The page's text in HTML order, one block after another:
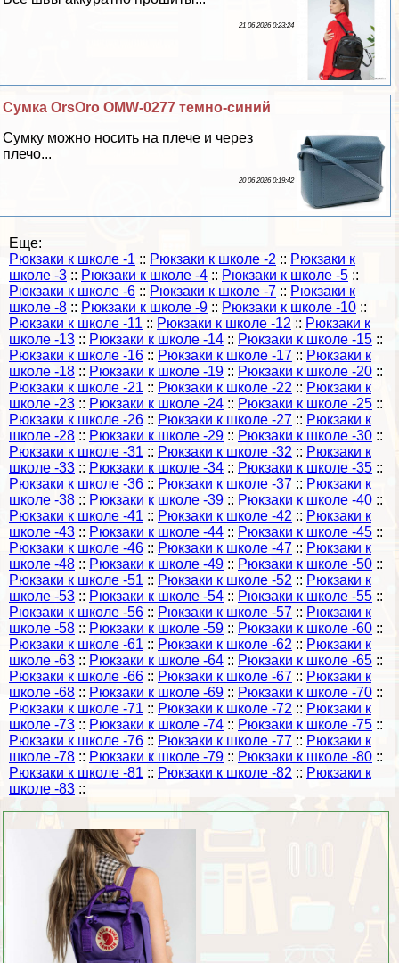
21 06 2026 0:23:24
Сумка OrsOro OMW-0277 темно-синий
Сумку можно носить на плече и через
плечо...
20 06 2026 0:19:42
Еще:
Рюкзаки к школе -1 :: Рюкзаки к школе -2 :: Рюкзаки к
школе -3 :: Рюкзаки к школе -4 :: Рюкзаки к школе -5 ::
Рюкзаки к школе -6 :: Рюкзаки к школе -7 :: Рюкзаки к
школе -8 :: Рюкзаки к школе -9 :: Рюкзаки к школе -10 ::
Рюкзаки к школе -11 :: Рюкзаки к школе -12 :: Рюкзаки к
школе -13 :: Рюкзаки к школе -14 :: Рюкзаки к школе -15 ::
Рюкзаки к школе -16 :: Рюкзаки к школе -17 :: Рюкзаки к
школе -18 :: Рюкзаки к школе -19 :: Рюкзаки к школе -20 ::
Рюкзаки к школе -21 :: Рюкзаки к школе -22 :: Рюкзаки к
школе -23 :: Рюкзаки к школе -24 :: Рюкзаки к школе -25 ::
Рюкзаки к школе -26 :: Рюкзаки к школе -27 :: Рюкзаки к
школе -28 :: Рюкзаки к школе -29 :: Рюкзаки к школе -30 ::
Рюкзаки к школе -31 :: Рюкзаки к школе -32 :: Рюкзаки к
школе -33 :: Рюкзаки к школе -34 :: Рюкзаки к школе -35 ::
Рюкзаки к школе -36 :: Рюкзаки к школе -37 :: Рюкзаки к
школе -38 :: Рюкзаки к школе -39 :: Рюкзаки к школе -40 ::
Рюкзаки к школе -41 :: Рюкзаки к школе -42 :: Рюкзаки к
школе -43 :: Рюкзаки к школе -44 :: Рюкзаки к школе -45 ::
Рюкзаки к школе -46 :: Рюкзаки к школе -47 :: Рюкзаки к
школе -48 :: Рюкзаки к школе -49 :: Рюкзаки к школе -50 ::
Рюкзаки к школе -51 :: Рюкзаки к школе -52 :: Рюкзаки к
школе -53 :: Рюкзаки к школе -54 :: Рюкзаки к школе -55 ::
Рюкзаки к школе -56 :: Рюкзаки к школе -57 :: Рюкзаки к
школе -58 :: Рюкзаки к школе -59 :: Рюкзаки к школе -60 ::
Рюкзаки к школе -61 :: Рюкзаки к школе -62 :: Рюкзаки к
школе -63 :: Рюкзаки к школе -64 :: Рюкзаки к школе -65 ::
Рюкзаки к школе -66 :: Рюкзаки к школе -67 :: Рюкзаки к
школе -68 :: Рюкзаки к школе -69 :: Рюкзаки к школе -70 ::
Рюкзаки к школе -71 :: Рюкзаки к школе -72 :: Рюкзаки к
школе -73 :: Рюкзаки к школе -74 :: Рюкзаки к школе -75 ::
Рюкзаки к школе -76 :: Рюкзаки к школе -77 :: Рюкзаки к
школе -78 :: Рюкзаки к школе -79 :: Рюкзаки к школе -80 ::
Рюкзаки к школе -81 :: Рюкзаки к школе -82 :: Рюкзаки к
школе -83 ::